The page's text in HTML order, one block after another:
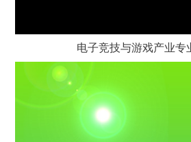
电子竞技与游戏产业专